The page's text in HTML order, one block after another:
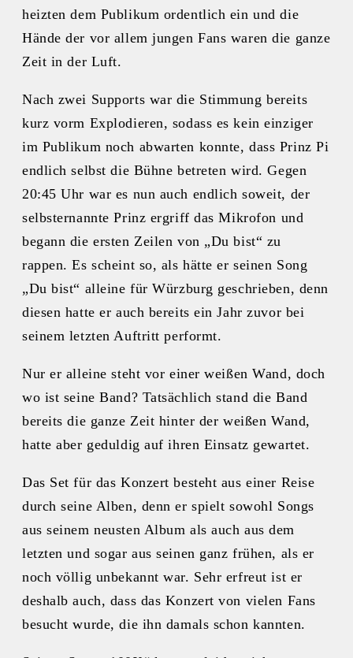
heizten dem Publikum ordentlich ein und die
Hände der vor allem jungen Fans waren die ganze
Zeit in der Luft.
Nach zwei Supports war die Stimmung bereits
kurz vorm Explodieren, sodass es kein einziger
im Publikum noch abwarten konnte, dass Prinz Pi
endlich selbst die Bühne betreten wird. Gegen
20:45 Uhr war es nun auch endlich soweit, der
selbsternannte Prinz ergriff das Mikrofon und
begann die ersten Zeilen von „Du bist“ zu
rappen. Es scheint so, als hätte er seinen Song
„Du bist“ alleine für Würzburg geschrieben, denn
diesen hatte er auch bereits ein Jahr zuvor bei
seinem letzten Auftritt performt.
Nur er alleine steht vor einer weißen Wand, doch
wo ist seine Band? Tatsächlich stand die Band
bereits die ganze Zeit hinter der weißen Wand,
hatte aber geduldig auf ihren Einsatz gewartet.
Das Set für das Konzert besteht aus einer Reise
durch seine Alben, denn er spielt sowohl Songs
aus seinem neusten Album als auch aus dem
letzten und sogar aus seinen ganz frühen, als er
noch völlig unbekannt war. Sehr erfreut ist er
deshalb auch, dass das Konzert von vielen Fans
besucht wurde, die ihn damals schon kannten.